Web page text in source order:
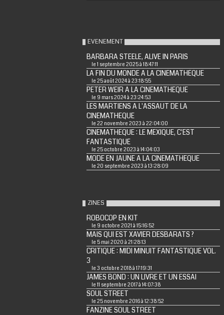
EVENEMENT
BARBARA STEELE, ALIVE IN PARIS
le 1 septembre 2025 à 18:47:11
LA FIN DU MONDE A LA CINEMATHEQUE
le 25 août 2024 à 23:18:55
PETER WEIR A LA CINEMATHEQUE
le 9 mars 2024 à 23:24:53
LES MARTIENS A L'ASSAUT DE LA
CINEMATHEQUE
le 22 novembre 2023 à 22:04:00
CINEMATHEQUE : LE MEXIQUE, C'EST
FANTASTIQUE
le 25 octobre 2023 à 14:04:03
MODE EN JAUNE A LA CINEMATHEQUE
le 20 septembre 2023 à 13:28:09
ZINES
ROBOCOP EN KIT
le 9 octobre 2021 à 15:16:52
MAIS QUI EST XAVIER DESBARATS ?
le 5 mai 2020 à 21:28:13
CRITIQUE : MIDI MINUIT FANTASTIQUE VOL.
3
le 3 octobre 2018 à 17:19:31
JAMES BOND : UN LIVRE ET UN ESSAI
le 11 septembre 2017 à 14:07:38
SOUL STREET
le 25 novembre 2016 à 12:38:52
FANZINE SOUL STREET